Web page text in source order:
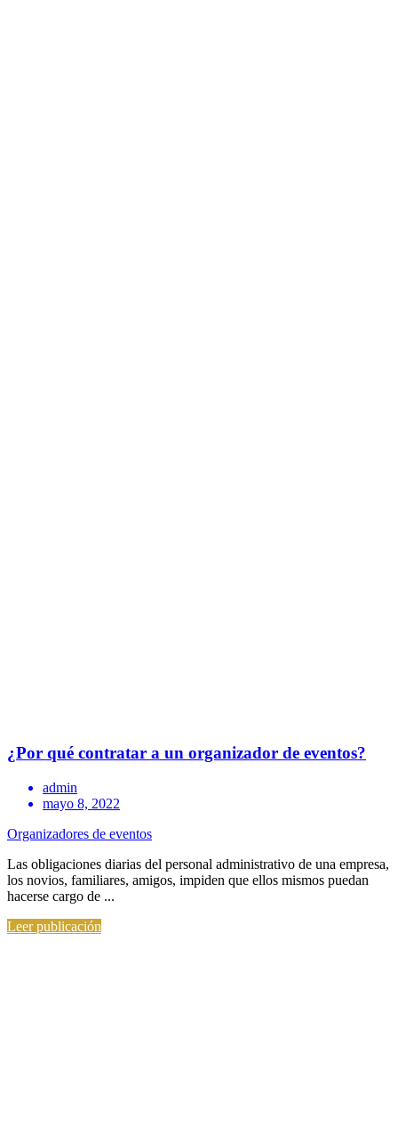
¿Por qué contratar a un organizador de eventos?
admin
mayo 8, 2022
Organizadores de eventos
Las obligaciones diarias del personal administrativo de una empresa,
los novios, familiares, amigos, impiden que ellos mismos puedan
hacerse cargo de ...
Leer publicación